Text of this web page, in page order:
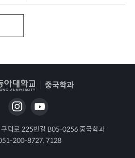
중국학과
덕로 225번길 B05-0256 중국학과
200-8727, 7128